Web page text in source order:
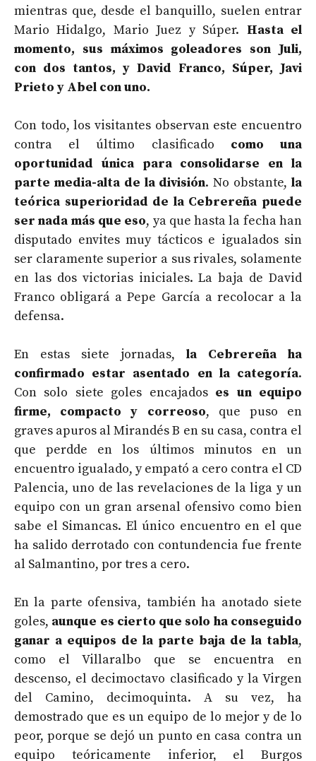
mientras que, desde el banquillo, suelen entrar
Mario Hidalgo, Mario Juez y Súper. Hasta el
momento, sus máximos goleadores son Juli,
con dos tantos, y David Franco, Súper, Javi
Prieto y Abel con uno.
Con todo, los visitantes observan este encuentro
contra el último clasificado como una
oportunidad única para consolidarse en la
parte media-alta de la división. No obstante,la
teórica superioridad de la Cebrereña puede
ser nada más que eso, ya que hasta la fecha han
disputado envites muy tácticos e igualados sin
ser claramente superior a sus rivales, solamente
en las dos victorias iniciales. La baja de David
Franco obligará a Pepe García a recolocar a la
defensa.
En estas siete jornadas, la Cebrereña ha
confirmado estar asentado en la categoría.
Con solo siete goles encajados es un equipo
firme, compacto y correoso, que puso en
graves apuros al Mirandés B en su casa, contra el
que perdde en los últimos minutos en un
encuentro igualado, y empató a cero contra el CD
Palencia, uno de las revelaciones de la liga y un
equipo con un gran arsenal ofensivo como bien
sabe el Simancas. El único encuentro en el que
ha salido derrotado con contundencia fue frente
al Salmantino, por tres a cero.
En la parte ofensiva, también ha anotado siete
goles, aunque es cierto que solo ha conseguido
ganar a equipos de la parte baja de la tabla,
como el Villaralbo que se encuentra en
descenso, el decimoctavo clasificado y la Virgen
del Camino, decimoquinta. A su vez, ha
demostrado que es un equipo de lo mejor y de lo
peor, porque se dejó un punto en casa contra un
equipo teóricamente inferior, el Burgos